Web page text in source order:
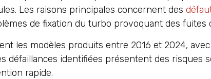
Les raisons principales concernent des
de fixation du turbo provoquant des fuites
les modèles produits entre 2016 et 2024,
défaillances identifiées présentent des risques
rapide.